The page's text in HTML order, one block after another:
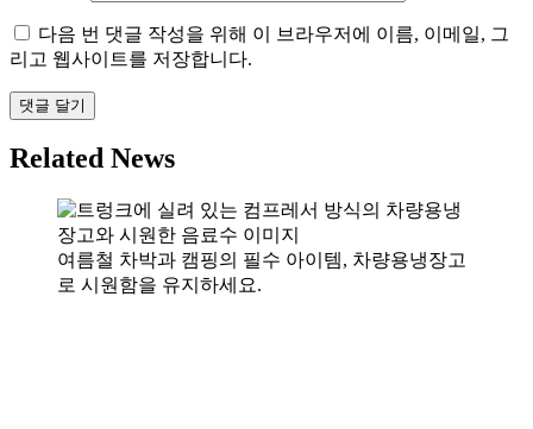
다음 번 댓글 작성을 위해 이 브라우저에 이름, 이메일, 그
리고 웹사이트를 저장합니다.
Related News
여름철 차박과 캠핑의 필수 아이템, 차량용냉장고
로 시원함을 유지하세요.